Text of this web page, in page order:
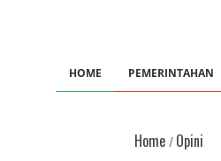
HOME PEMERINTAHAN
Home/Opini